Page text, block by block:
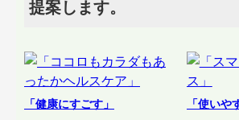
提案します。
「健康にすごす」 「使いや